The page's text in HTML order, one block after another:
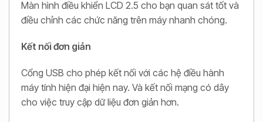
Màn hình điều khiển LCD 2.5 cho bạn quan sát tốt và
điều chỉnh các chức năng trên máy nhanh chóng.
Kết nối đơn giản
Cổng USB cho phép kết nối với các hệ điều hành
máy tính hiện đại hiện nay. Và kết nối mạng có dây
cho việc truy cập dữ liệu đơn giản hơn.